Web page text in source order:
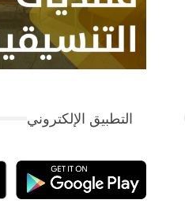
التطبيق الإلكتروني